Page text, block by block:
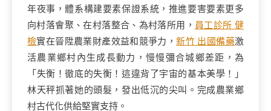
年夜事，體系構建要素保證系統，推進要害要素更多
向村落會聚、在村落整合、為村落所用， 員工診所 健
檢實在晉陞農業財產效益和競爭力，新竹 出國備藥激
活農業鄉村內生成長動力，慢慢彌合城鄉差距，為
「失衡！徹底的失衡！這違背了宇宙的基本美學！」
林天秤抓著她的頭髮，發出低沉的尖叫。完成農業鄉
村古代化供給堅實支持。